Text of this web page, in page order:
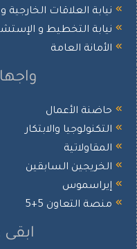
العلاقات الخارجية و
التخطيط و الإستشراف
العامة
واجهات
الأعمال
والابتكار
السابقين
التعاون 5+5
ابقى